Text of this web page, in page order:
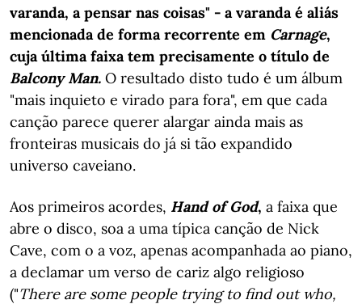
varanda, a pensar nas coisas" - a varanda é aliás
mencionada de forma recorrente em Carnage,
cuja última faixa tem precisamente o título de
Balcony Man. O resultado disto tudo é um álbum
"mais inquieto e virado para fora", em que cada
canção parece querer alargar ainda mais as
fronteiras musicais do já si tão expandido
universo caveiano.
Aos primeiros acordes, Hand of God, a faixa que
abre o disco, soa a uma típica canção de Nick
Cave, com o a voz, apenas acompanhada ao piano,
a declamar um verso de cariz algo religioso
("There are some people trying to find out who,